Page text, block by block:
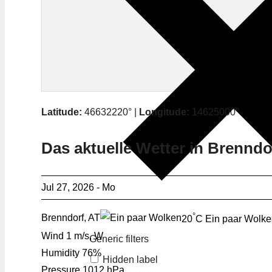
Generic filters
Hidden label
Latitude: 46632220° | Longitude: 14625000°
Das aktuelle Wetter in
Jul 27, 2026 - Mo
Brenndorf, AT 20°C Ein paar
Wind 1 m/s, W
Humidity 76%
Pressure 1012 hPa